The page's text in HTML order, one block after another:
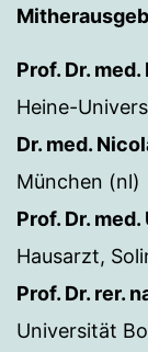
Prof. Dr.
Heine-
Dr. med.
München (nl)
Prof. Dr.
Hausarzt,
Prof. Dr. rer.
Universität